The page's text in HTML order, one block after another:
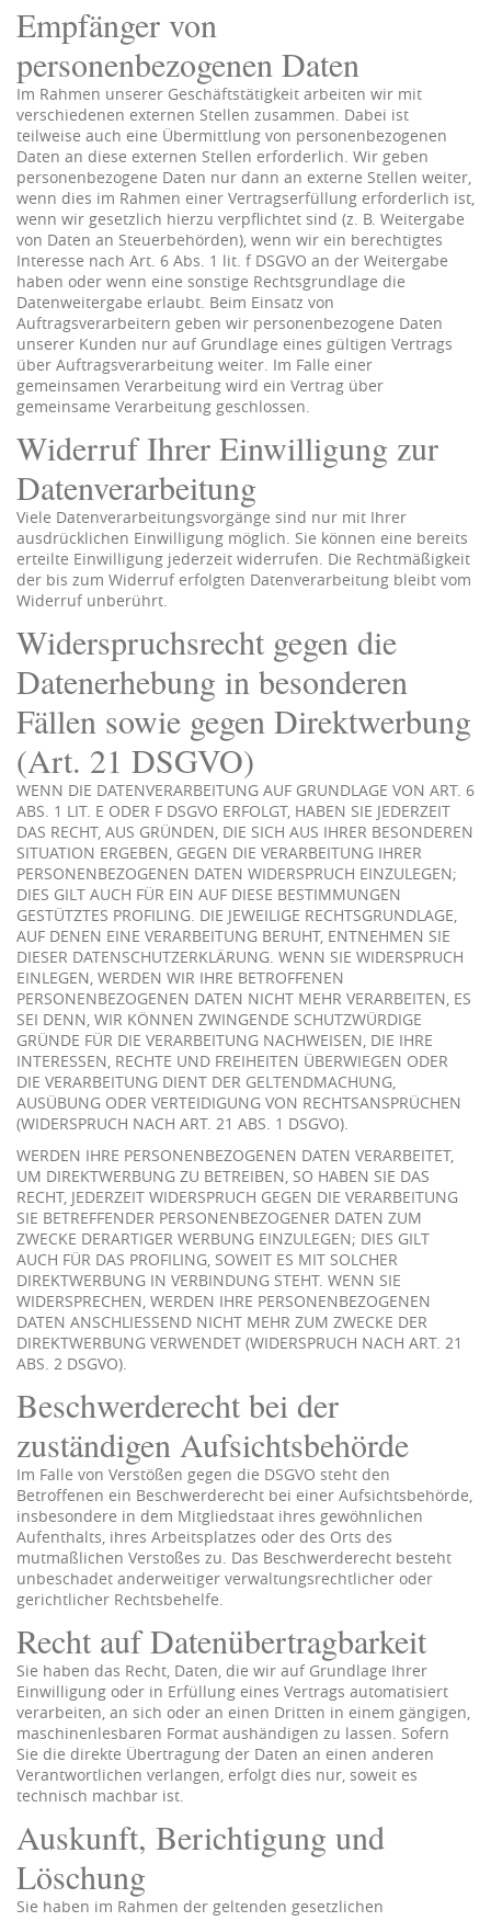
Empfänger von
personenbezogenen Daten
Im Rahmen unserer Geschäftstätigkeit arbeiten wir mit
verschiedenen externen Stellen zusammen. Dabei ist
teilweise auch eine Übermittlung von personenbezogenen
Daten an diese externen Stellen erforderlich. Wir geben
personenbezogene Daten nur dann an externe Stellen weiter,
wenn dies im Rahmen einer Vertragserfüllung erforderlich ist,
wenn wir gesetzlich hierzu verpflichtet sind (z. B. Weitergabe
von Daten an Steuerbehörden), wenn wir ein berechtigtes
Interesse nach Art. 6 Abs. 1 lit. f DSGVO an der Weitergabe
haben oder wenn eine sonstige Rechtsgrundlage die
Datenweitergabe erlaubt. Beim Einsatz von
Auftragsverarbeitern geben wir personenbezogene Daten
unserer Kunden nur auf Grundlage eines gültigen Vertrags
über Auftragsverarbeitung weiter. Im Falle einer
gemeinsamen Verarbeitung wird ein Vertrag über
gemeinsame Verarbeitung geschlossen.
Widerruf Ihrer Einwilligung zur
Datenverarbeitung
Viele Datenverarbeitungsvorgänge sind nur mit Ihrer
ausdrücklichen Einwilligung möglich. Sie können eine bereits
erteilte Einwilligung jederzeit widerrufen. Die Rechtmäßigkeit
der bis zum Widerruf erfolgten Datenverarbeitung bleibt vom
Widerruf unberührt.
Widerspruchsrecht gegen die
Datenerhebung in besonderen
Fällen sowie gegen Direktwerbung
(Art. 21 DSGVO)
WENN DIE DATENVERARBEITUNG AUF GRUNDLAGE VON ART. 6
ABS. 1 LIT. E ODER F DSGVO ERFOLGT, HABEN SIE JEDERZEIT
DAS RECHT, AUS GRÜNDEN, DIE SICH AUS IHRER BESONDEREN
SITUATION ERGEBEN, GEGEN DIE VERARBEITUNG IHRER
PERSONENBEZOGENEN DATEN WIDERSPRUCH EINZULEGEN;
DIES GILT AUCH FÜR EIN AUF DIESE BESTIMMUNGEN
GESTÜTZTES PROFILING. DIE JEWEILIGE RECHTSGRUNDLAGE,
AUF DENEN EINE VERARBEITUNG BERUHT, ENTNEHMEN SIE
DIESER DATENSCHUTZERKLÄRUNG. WENN SIE WIDERSPRUCH
EINLEGEN, WERDEN WIR IHRE BETROFFENEN
PERSONENBEZOGENEN DATEN NICHT MEHR VERARBEITEN, ES
SEI DENN, WIR KÖNNEN ZWINGENDE SCHUTZWÜRDIGE
GRÜNDE FÜR DIE VERARBEITUNG NACHWEISEN, DIE IHRE
INTERESSEN, RECHTE UND FREIHEITEN ÜBERWIEGEN ODER
DIE VERARBEITUNG DIENT DER GELTENDMACHUNG,
AUSÜBUNG ODER VERTEIDIGUNG VON RECHTSANSPRÜCHEN
(WIDERSPRUCH NACH ART. 21 ABS. 1 DSGVO).
WERDEN IHRE PERSONENBEZOGENEN DATEN VERARBEITET,
UM DIREKTWERBUNG ZU BETREIBEN, SO HABEN SIE DAS
RECHT, JEDERZEIT WIDERSPRUCH GEGEN DIE VERARBEITUNG
SIE BETREFFENDER PERSONENBEZOGENER DATEN ZUM
ZWECKE DERARTIGER WERBUNG EINZULEGEN; DIES GILT
AUCH FÜR DAS PROFILING, SOWEIT ES MIT SOLCHER
DIREKTWERBUNG IN VERBINDUNG STEHT. WENN SIE
WIDERSPRECHEN, WERDEN IHRE PERSONENBEZOGENEN
DATEN ANSCHLIESSEND NICHT MEHR ZUM ZWECKE DER
DIREKTWERBUNG VERWENDET (WIDERSPRUCH NACH ART. 21
ABS. 2 DSGVO).
Beschwerde­recht bei der
zuständigen Aufsichts­behörde
Im Falle von Verstößen gegen die DSGVO steht den
Betroffenen ein Beschwerderecht bei einer Aufsichtsbehörde,
insbesondere in dem Mitgliedstaat ihres gewöhnlichen
Aufenthalts, ihres Arbeitsplatzes oder des Orts des
mutmaßlichen Verstoßes zu. Das Beschwerderecht besteht
unbeschadet anderweitiger verwaltungsrechtlicher oder
gerichtlicher Rechtsbehelfe.
Recht auf Daten­übertrag­barkeit
Sie haben das Recht, Daten, die wir auf Grundlage Ihrer
Einwilligung oder in Erfüllung eines Vertrags automatisiert
verarbeiten, an sich oder an einen Dritten in einem gängigen,
maschinenlesbaren Format aushändigen zu lassen. Sofern
Sie die direkte Übertragung der Daten an einen anderen
Verantwortlichen verlangen, erfolgt dies nur, soweit es
technisch machbar ist.
Auskunft, Berichtigung und
Löschung
Sie haben im Rahmen der geltenden gesetzlichen